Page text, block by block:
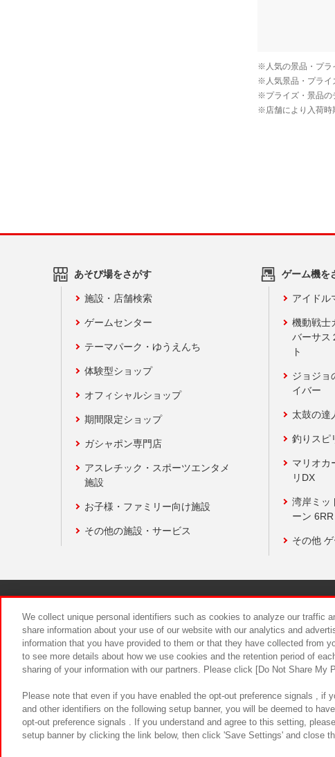
あそび場をさがす
施設・店舗検索
ゲームセンター
テーマパーク・ゆうえんち
体験型ショップ
オフィシャルショップ
期間限定ショップ
ガシャポン専門店
アスレチック・スポーツエンタメ
施設
お子様・ファミリー向け施設
その他の施設・サービス
ゲーム機を
アイドル
機動戦士
バーサス
ト
ジョジョ
イバー
太鼓の達
釣りスピ
マリオカ
リDX
湾岸ミッ
ーン
その他
食品のご提供に
We collect unique personal identifiers such as cookies to analyze our traffic
share information about your use of our website with our analytics and
information that you have provided to them or that they have collected from
to see more details about how we use cookies and the retention period of
sharing of your information with our partners. Please click [Do Not Share My
Please note that even if you have enabled the opt-out preference signals , if
and other identifiers on the following setup banner, you will be deemed to
opt-out preference signals . If you understand and agree to this setting,
setup banner by clicking the link below, then click 'Save Settings' and close